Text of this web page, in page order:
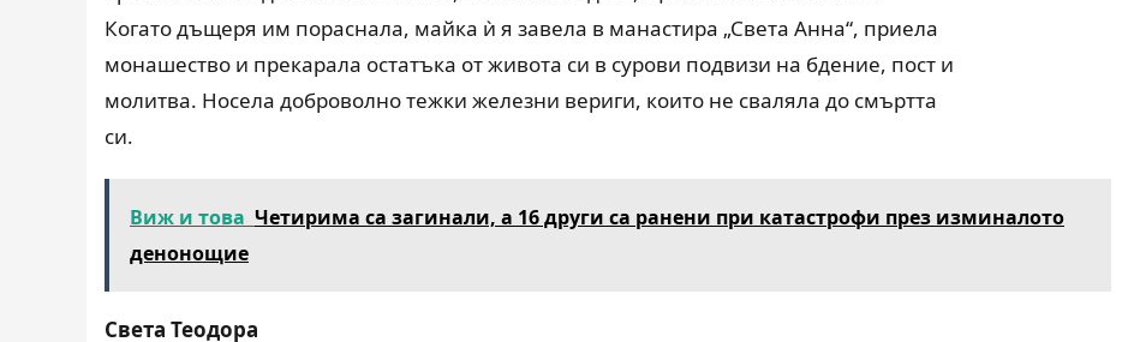
Когато дъщеря им пораснала, майка ѝ я завела в манастира „Света Анна“, приела
монашество и прекарала остатъка от живота си в сурови подвизи на бдение, пост и
молитва. Носела доброволно тежки железни вериги, които не сваляла до смъртта
си.
Виж и това Четирима са загинали, а 16 други са ранени при катастрофи през изминалото
денонощие
Света Теодора